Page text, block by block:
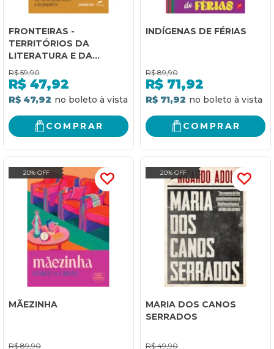
FRONTEIRAS -
TERRITÓRIOS DA
LITERATURA E DA
GEOPOLÍTICA
R$ 59,90
R$ 47,92
R$ 47,92
COMPRAR
INDÍGENAS DE FÉRIAS
R$ 89,90
R$ 71,92
R$ 71,92
COMPRAR
20% OFF
MÃEZINHA
R$ 89,90
20% OFF
MARIA DOS CANOS
SERRADOS
R$ 49,90